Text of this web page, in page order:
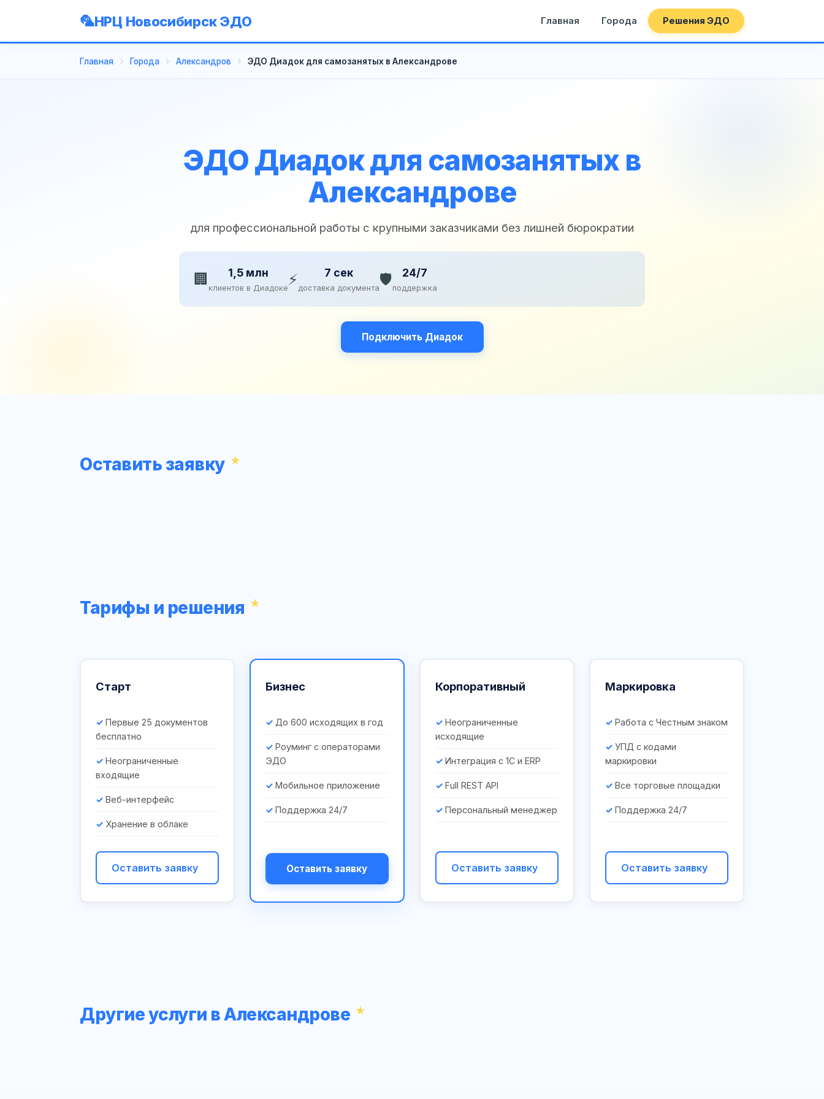
НРЦ Новосибирск ЭДО Главная Города Решения ЭДО
Главная Города Александров ЭДО Диадок для самозанятых в Александрове
ЭДО Диадок для самозанятых в
Александрове
для профессиональной работы с крупными заказчиками без лишней бюрократии
🏢 1,5 млн
клиентов в Диадоке ⚡ 7 сек
доставка документа🛡️ 24/7
поддержка
Подключить Диадок
Оставить заявку
Тарифы и решения
Старт
Первые 25 документов
бесплатно
Неограниченные
входящие
Веб-интерфейс
Хранение в облаке
Оставить заявку
Бизнес
До 600 исходящих в год
Роуминг с операторами
ЭДО
Мобильное приложение
Поддержка 24/7
Оставить заявку
Корпоративный
Неограниченные
исходящие
Интеграция с 1С и ERP
Full REST API
Персональный менеджер
Оставить заявку
Маркировка
Работа с Честным знаком
УПД с кодами
маркировки
Все торговые площадки
Поддержка 24/7
Оставить заявку
Другие услуги в Александрове